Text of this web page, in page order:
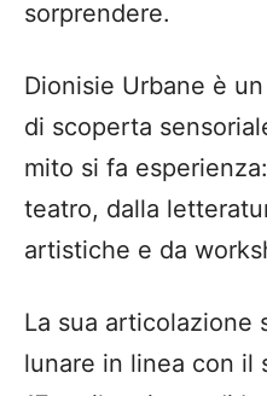
sorprendere.
Dionisie Urbane è
di scoperta
mito si fa
teatro, dalla
artistiche e da
La sua articolazione
lunare in linea con il